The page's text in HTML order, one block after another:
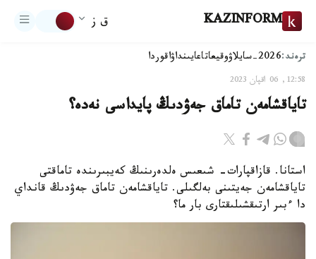
KAZINFORM ق ز
ترەند:2026-سايلاۋ وقيعاتاعايىنداۋاقوردا
12:58, 06 اقپان 2023
تاياقشامەن تاماق جەۋدىڭ پايداسى نەدە؟
استانا. قازاقپارات- شىعىس ەلدەرىنىڭ كەيبىرىندە تاماقتى
تاياقشامەن جەيتىنى بەلگىلى. تاياقشامەن تاماق جەۋدىڭ قانداي
دا ءبىر ارتىقشىلىقتارى بار ما؟